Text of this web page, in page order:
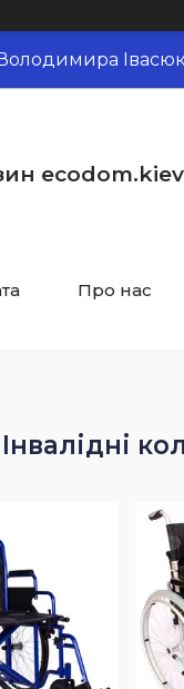
Про нас
Інвалідні